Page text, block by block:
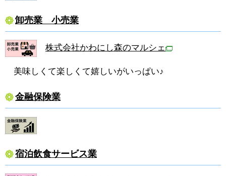
卸売業 小売業
株式会社かわにし森のマルシェ
美味しくて楽しくて嬉しいがいっぱい♪
金融保険業
宿泊飲食サービス業